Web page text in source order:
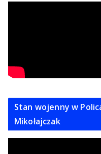
Stan wojenny w
Mikołajczak